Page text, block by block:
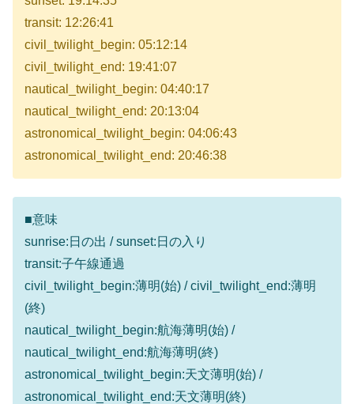
transit: 12:26:41
civil_twilight_begin: 05:12:14
civil_twilight_end: 19:41:07
nautical_twilight_begin: 04:40:17
nautical_twilight_end: 20:13:04
astronomical_twilight_begin: 04:06:43
astronomical_twilight_end: 20:46:38
■意味
sunrise:日の出 / sunset:日の入り
transit:子午線通過
civil_twilight_begin:薄明(始) / civil_twilight_end:薄明
(終)
nautical_twilight_begin:航海薄明(始) /
nautical_twilight_end:航海薄明(終)
astronomical_twilight_begin:天文薄明(始) /
astronomical_twilight_end:天文薄明(終)